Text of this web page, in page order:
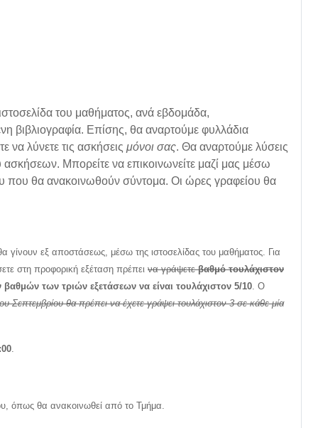
του μαθήματος, ανά εβδομάδα,
βιβλιογραφία. Επίσης, θα αναρτούμε φυλλάδια
λύνετε τις ασκήσεις μόνοι σας. Θα αναρτούμε λύσεις
Μπορείτε να επικοινωνείτε μαζί μας μέσω
που θα ανακοινωθούν σύντομα. Οι ώρες γραφείου θα
γίνουν εξ αποστάσεως, μέσω της ιστοσελίδας του μαθήματος. Για
στη προφορική εξέταση πρέπει να γράψετεβαθμό τουλάχιστον
των τριών εξετάσεων να είναι τουλάχιστον 5/10. Ο
Σεπτεμβρίου θα πρέπει να έχετε γράψει τουλάχιστον 3 σε κάθε μία
.
όπως θα ανακοινωθεί από το Τμήμα.